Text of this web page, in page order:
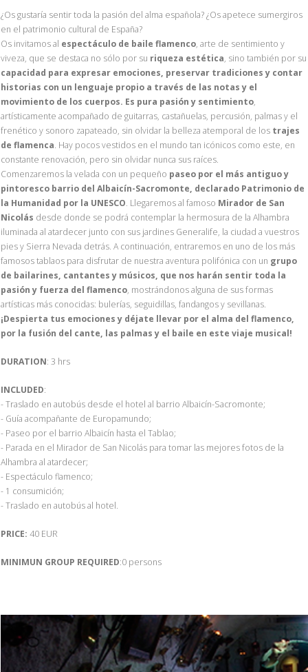
¿Os gustaría sentir toda la pasión del alma española? ¿Os apetece sumergiros
en el patrimonio cultural de España?
Os invitamos al espectáculo de baile flamenco, arte de sentimiento y
viveza, que se destaca no sólo por su riqueza estética, sino también por su
capacidad para expresar emociones, preservar tradiciones y contar
historias con un lenguaje propio a través de las notas y el
movimiento de los cuerpos. Es pura pasión y sentimiento,
artísticamente acompañado de guitarras, castañuelas, percusión, palmas y el
frenético y sonoro zapateado, sin olvidar la belleza atemporal de los trajes
de flamenca. Hay pocos vestidos en el mundo tan icónicos como este, en
constante renovación, pero sin olvidar nunca sus raíces.
Comenzaremos la velada con un pequeño paseo por el más antiguo y
pintoresco barrio del Albaicín-Sacromonte, declarado Patrimonio de
la Humanidad por la UNESCO. Llegaremos al famoso Mirador de San
Nicolás desde donde se podrá contemplar la hermosura de la Alhambra
iluminada al atardecer junto con sus jardines Generalife, la ciudad a vuestros
pies y Sierra Nevada detrás. A continuación, entraremos en uno de los más
famosos tablaos para disfrutar de nuestra aventura polifónica con un grupo
de bailarines, cantantes y músicos, que nos harán sentir toda la
pasión y fuerza del flamenco, mostrándonos alguna de sus formas
artísticas más conocidas: bulerías, seguidillas, fandangos y sevillanas.
¡Despierta tus emociones y déjate llevar por el alma del flamenco,
por la fusión del cante, las palmas y el baile en este viaje musical!
DURATION: 3 hrs
INCLUDED:
- Traslado en autobús desde el hotel al barrio Albaicín-Sacromonte;
- Guía acompañante de Europamundo;
- Paseo por el barrio Albaicín hasta el Tablao;
- Parada en el Mirador de San Nicolás para tomar las mejores fotos de la
Alhambra al atardecer;
- Espectáculo flamenco;
- 1 consumición;
- Traslado en autobús al hotel.
PRICE: 40 EUR
MINIMUN GROUP REQUIRED:0 persons